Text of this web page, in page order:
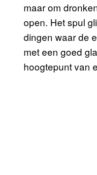
maar om
open. Het spul
dingen waar de
met een goed
hoogtepunt van